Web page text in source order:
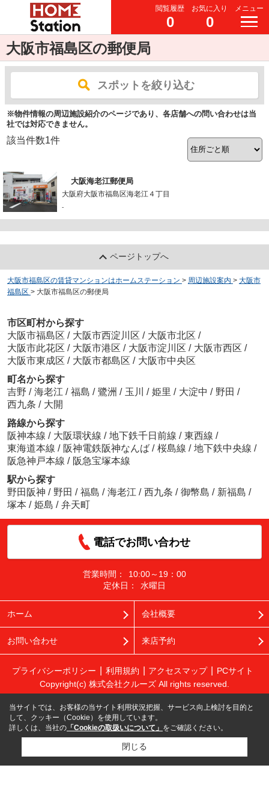
閲覧履歴
0
お気に入り
0
メニュー
大阪市福島区の郵便局
スポットを絞り込む
※物件情報の周辺施設紹介のページであり、各店舗への問い合わせは当
社では対応できません。
該当件数1件
大阪海老江郵便局
大阪府大阪市福島区海老江４丁目
-
ページトップへ
大阪市福島区の賃貸マンションはホームステーション > 周辺施設案内 > 大阪市
福島区 > 大阪市福島区の郵便局
市区町村から探す
大阪市福島区 / 大阪市西淀川区 / 大阪市北区 /
大阪市此花区 / 大阪市港区 / 大阪市淀川区 / 大阪市西区 /
大阪市東成区 / 大阪市都島区 / 大阪市中央区
町名から探す
吉野 / 海老江 / 福島 / 鷺洲 / 玉川 / 姫里 / 大淀中 / 野田 /
西九条 / 大開
路線から探す
阪神本線 / 大阪環状線 / 地下鉄千日前線 / 東西線 /
東海道本線 / 阪神電鉄阪神なんば / 桜島線 / 地下鉄中央線 /
阪急神戸本線 / 阪急宝塚本線
駅から探す
野田阪神 / 野田 / 福島 / 海老江 / 西九条 / 御幣島 / 新福島 /
塚本 / 姫島 / 弁天町
電話でお問い合わせ
営業時間：
10:00～19：00
定休日：
水曜日
ホーム 会社概要
お問い合わせ 来店予約
プライバシーポリシー 利用規約 アクセスマップ
PCサイト
Copyright(c) 株式会社クルーズ All rights reserved.
当サイトでは、お客様の当サイト利用状況把握、サービス向上検討を目的と
して、クッキー（Cookie）を使用しています。
詳しくは、当社の 「Cookieの取扱いについて」 をご確認ください。
閉じる